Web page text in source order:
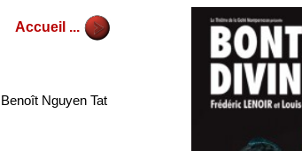
Accueil ...
Nguyen Tat